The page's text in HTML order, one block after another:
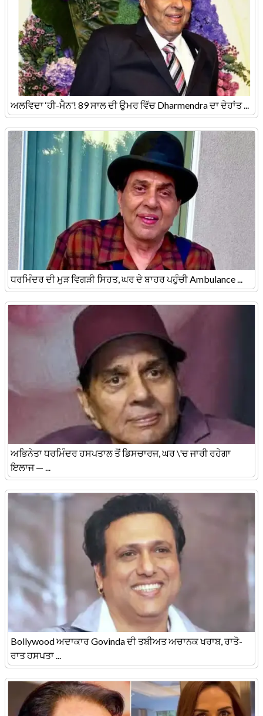
ਅਲਵਿਦਾ ‘ਹੀ-ਮੈਨ’! 89 ਸਾਲ ਦੀ ਉਮਰ ਵਿੱਚ Dharmendra ਦਾ ਦੇਹਾਂਤ ...
ਧਰਮਿੰਦਰ ਦੀ ਮੁੜ ਵਿਗੜੀ ਸਿਹਤ, ਘਰ ਦੇ ਬਾਹਰ ਪਹੁੰਚੀ Ambulance ...
ਅਭਿਨੇਤਾ ਧਰਮਿੰਦਰ ਹਸਪਤਾਲ ਤੋਂ ਡਿਸਚਾਰਜ, ਘਰ \'ਚ ਜਾਰੀ ਰਹੇਗਾ
ਇਲਾਜ — ...
Bollywood ਅਦਾਕਾਰ Govinda ਦੀ ਤਬੀਅਤ ਅਚਾਨਕ ਖਰਾਬ, ਰਾਤੋ-
ਰਾਤ ਹਸਪਤਾ ...